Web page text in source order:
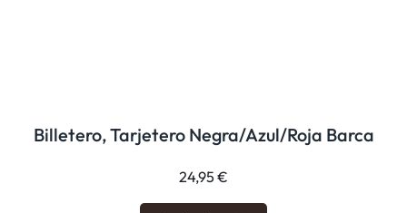
Billetero, Tarjetero Negra/Azul/Roja Barca
24,95€